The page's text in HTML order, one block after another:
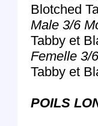
Blotched
Male 3/6
Tabby et
Femelle 3/
Tabby et
POILS